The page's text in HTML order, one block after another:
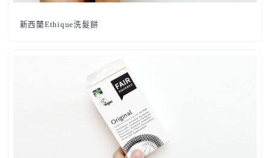
新西蘭Ethique洗髮餅